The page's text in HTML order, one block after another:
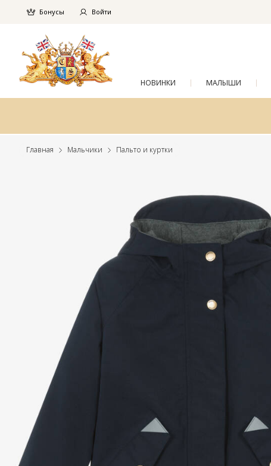
Бонусы Войти
НОВИНКИ МАЛЫШИ
Главная Мальчики Пальто и куртки